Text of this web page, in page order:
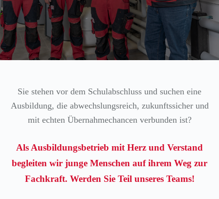
Sie stehen vor dem Schulabschluss und suchen eine
Ausbildung, die abwechslungsreich, zukunftssicher und
mit echten Übernahmechancen verbunden ist?
Als Ausbildungsbetrieb mit Herz und Verstand
begleiten wir junge Menschen auf ihrem Weg zur
Fachkraft. Werden Sie Teil unseres Teams!